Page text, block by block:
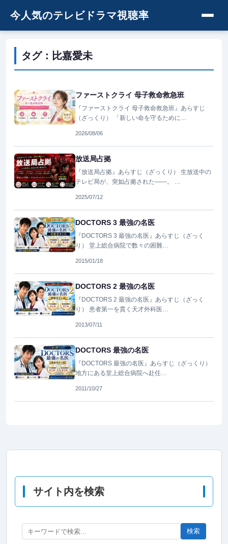
今人気のテレビドラマ視聴率
タグ：比嘉愛未
ファーストクライ 母子救命救急班
『ファーストクライ 母子救命救急班』あらすじ
（ざっくり） 「新しい命を守るために…
2026/08/06
放送局占拠
『放送局占拠』あらすじ（ざっくり） 生放送中の
テレビ局が、突如占拠された――。 …
2025/07/12
DOCTORS 3 最強の名医
『DOCTORS 3 最強の名医』あらすじ（ざっく
り） 堂上総合病院で数々の困難…
2015/01/18
DOCTORS 2 最強の名医
『DOCTORS 2 最強の名医』あらすじ（ざっく
り） 患者第一を貫く天才外科医…
2013/07/11
DOCTORS 最強の名医
『DOCTORS 最強の名医』あらすじ（ざっくり）
地方にある堂上総合病院へ赴任…
2011/10/27
サイト内を検索
検索